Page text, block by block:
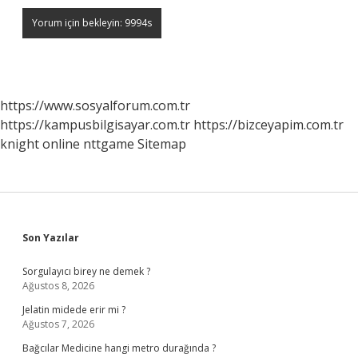
https://www.sosyalforum.com.tr
https://kampusbilgisayar.com.tr https://bizceyapim.com.tr
knight online nttgame Sitemap
Sidebar
Son Yazılar
Sorgulayıcı birey ne demek ?
Ağustos 8, 2026
Jelatin midede erir mi ?
Ağustos 7, 2026
Bağcılar Medicine hangi metro durağında ?